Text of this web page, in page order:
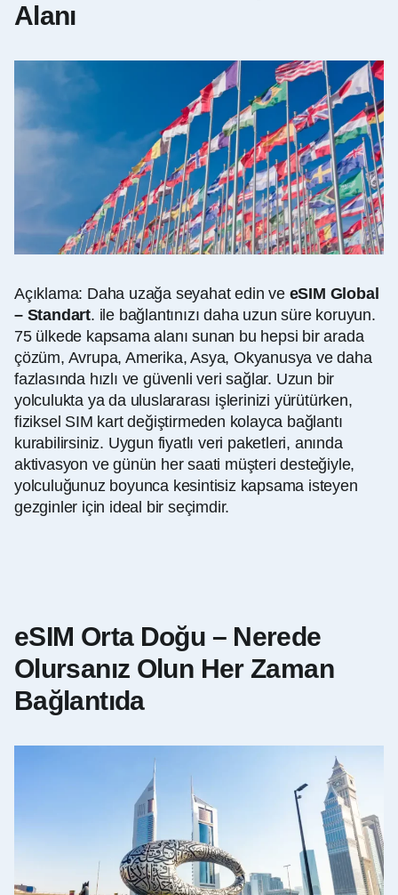
Alanı
Açıklama: Daha uzağa seyahat edin ve eSIM Global
– Standart. ile bağlantınızı daha uzun süre koruyun.
75 ülkede kapsama alanı sunan bu hepsi bir arada
çözüm, Avrupa, Amerika, Asya, Okyanusya ve daha
fazlasında hızlı ve güvenli veri sağlar. Uzun bir
yolculukta ya da uluslararası işlerinizi yürütürken,
fiziksel SIM kart değiştirmeden kolayca bağlantı
kurabilirsiniz. Uygun fiyatlı veri paketleri, anında
aktivasyon ve günün her saati müşteri desteğiyle,
yolculuğunuz boyunca kesintisiz kapsama isteyen
gezginler için ideal bir seçimdir.
eSIM Orta Doğu – Nerede
Olursanız Olun Her Zaman
Bağlantıda